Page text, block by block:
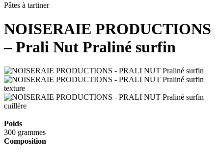
Pâtes à tartiner
NOISERAIE PRODUCTIONS
– Prali Nut Praliné surfin
Poids
300 grammes
Composition